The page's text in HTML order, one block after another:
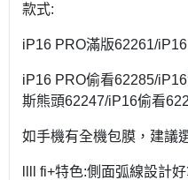
款式:
iP16 PRO滿版62261/
iP16 PRO偷看62285/
斯熊頭62247/iP16偷看
如手機有全機包膜，建議
llll fi+特色:側面弧線設計好